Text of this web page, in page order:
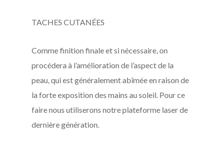
TACHES CUTANÉES
Comme finition finale et si nécessaire, on
procédera à l’amélioration de l’aspect de la
peau, qui est généralement abîmée en raison de
la forte exposition des mains au soleil. Pour ce
faire nous utiliserons notre plateforme laser de
dernière génération.